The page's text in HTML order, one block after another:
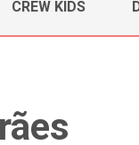
CREW KIDS